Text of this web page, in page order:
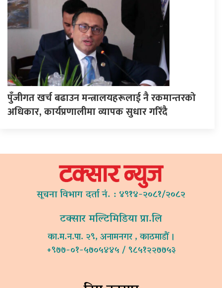
पुँजीगत खर्च बढाउन मन्त्रालयहरूलाई नै रकमान्तरको
अधिकार, कार्यप्रणालीमा व्यापक सुधार गरिँदै
सूचना विभाग दर्ता नं. : ४९१४-२०८१/२०८२
टक्सार मल्टिमिडिया प्रा.लि
का.म.न.पा. २९, अनामनगर , काठमाडौं ।
+९७७-०१-५७०५४४५ / ९८५१२२७७५३